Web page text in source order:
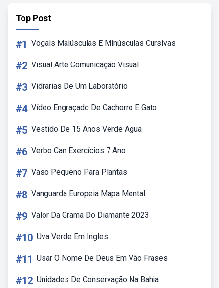
Top Post
#1 Vogais Maiúsculas E Minúsculas Cursivas
#2 Visual Arte Comunicação Visual
#3 Vidrarias De Um Laboratório
#4 Vídeo Engraçado De Cachorro E Gato
#5 Vestido De 15 Anos Verde Agua
#6 Verbo Can Exercícios 7 Ano
#7 Vaso Pequeno Para Plantas
#8 Vanguarda Europeia Mapa Mental
#9 Valor Da Grama Do Diamante 2023
#10 Uva Verde Em Ingles
#11 Usar O Nome De Deus Em Vão Frases
#12 Unidades De Conservação Na Bahia